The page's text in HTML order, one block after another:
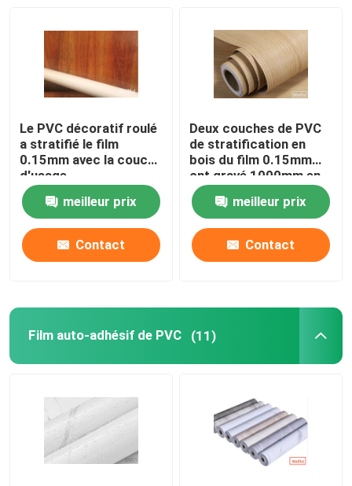
Le PVC décoratif roulé
a stratifié le film
0.15mm avec la couche
d'usage
meilleur prix
Contact
Deux couches de PVC
de stratification en
bois du film 0.15mm
ont gravé 1000mm en
refief
meilleur prix
Contact
Film auto-adhésif de PVC (11)